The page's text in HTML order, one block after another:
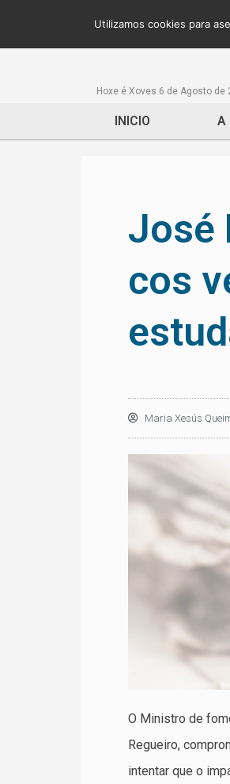
Hoxe é Xoves 6 de Agosto de
INICIO A
José
cos
Maria Xesús
O Ministro de
Regueiro,
intentar que o
Utilizamos cookies para